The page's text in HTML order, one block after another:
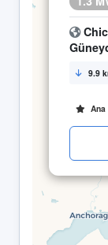
9.9
Ana